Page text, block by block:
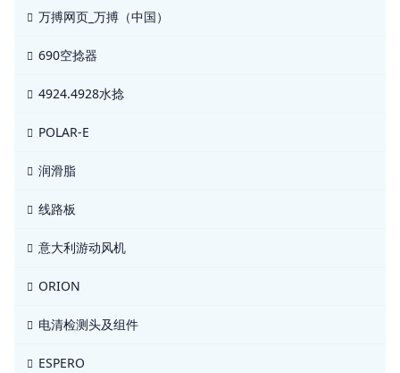
万搏网页_万搏（中国）
690空捻器
4924.4928水捻
POLAR-E
润滑脂
线路板
意大利游动风机
ORION
电清检测头及组件
ESPERO